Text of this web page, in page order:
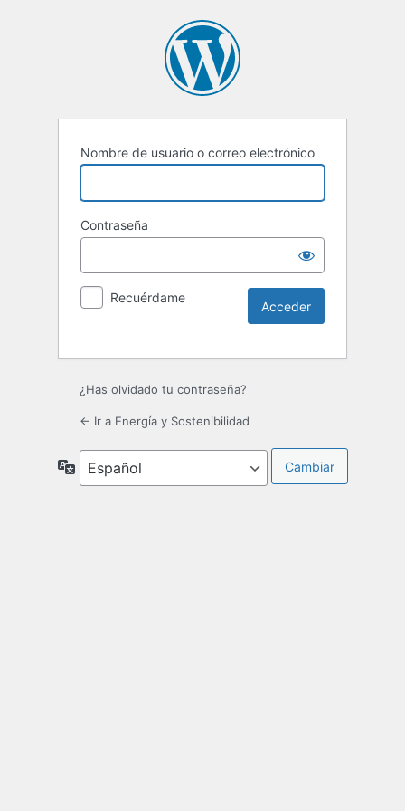
Nombre de usuario o correo electrónico
Contraseña
Recuérdame
¿Has olvidado tu contraseña?
← Ir a Energía y Sostenibilidad
Idioma